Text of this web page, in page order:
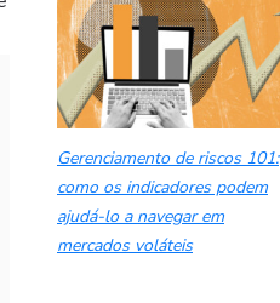
Gerenciamento de riscos 101:
como os indicadores podem
ajudá-lo a navegar em
mercados voláteis